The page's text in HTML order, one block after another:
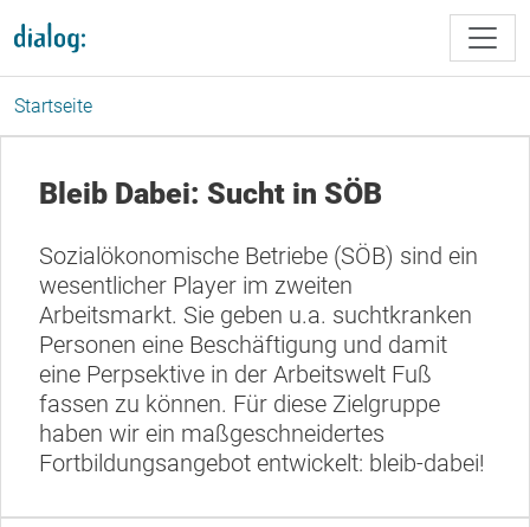
Startseite
Bleib Dabei: Sucht in SÖB
Sozialökonomische Betriebe (SÖB) sind ein
wesentlicher Player im zweiten
Arbeitsmarkt. Sie geben u.a. suchtkranken
Personen eine Beschäftigung und damit
eine Perpsektive in der Arbeitswelt Fuß
fassen zu können. Für diese Zielgruppe
haben wir ein maßgeschneidertes
Fortbildungsangebot entwickelt: bleib-dabei!